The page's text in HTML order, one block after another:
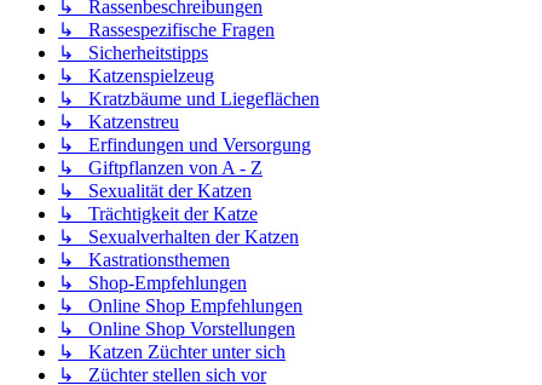
↳ Rassenbeschreibungen
↳ Rassespezifische Fragen
↳ Sicherheitstipps
↳ Katzenspielzeug
↳ Kratzbäume und Liegeflächen
↳ Katzenstreu
↳ Erfindungen und Versorgung
↳ Giftpflanzen von A - Z
↳ Sexualität der Katzen
↳ Trächtigkeit der Katze
↳ Sexualverhalten der Katzen
↳ Kastrationsthemen
↳ Shop-Empfehlungen
↳ Online Shop Empfehlungen
↳ Online Shop Vorstellungen
↳ Katzen Züchter unter sich
↳ Züchter stellen sich vor